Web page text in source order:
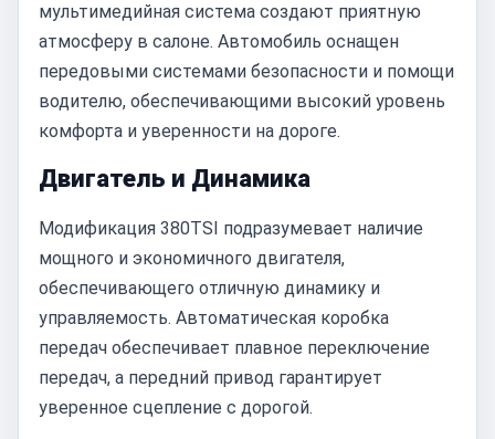
мультимедийная система создают приятную
атмосферу в салоне. Автомобиль оснащен
передовыми системами безопасности и помощи
водителю, обеспечивающими высокий уровень
комфорта и уверенности на дороге.
Двигатель и Динамика
Модификация 380TSI подразумевает наличие
мощного и экономичного двигателя,
обеспечивающего отличную динамику и
управляемость. Автоматическая коробка
передач обеспечивает плавное переключение
передач, а передний привод гарантирует
уверенное сцепление с дорогой.